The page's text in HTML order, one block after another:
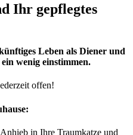
Ihr gepflegtes
Leben als Diener und
wenig einstimmen.
offen!
in Ihre Traumkatze und